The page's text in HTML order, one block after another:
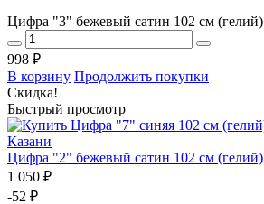
Цифра "3" бежевый сатин 102 см (гелий)
998 ₽
В корзину Продолжить покупки
Скидка!
Быстрый просмотр
Цифра "2" бежевый сатин 102 см (гелий)
1 050 ₽
-52 ₽